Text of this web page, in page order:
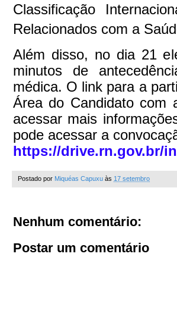
Classificação
Relacionados com a
Além disso, no dia 21
minutos de
médica. O link para a
Área do Candidato com
acessar mais
pode acessar a
https://drive.rn.gov.br/
Postado por Miquéas Capuxu às 17 setembro
Nenhum comentário:
Postar um comentário